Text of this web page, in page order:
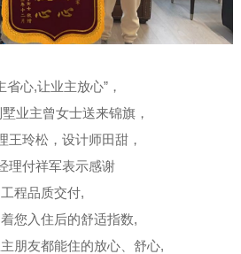
省心,让业主放心”，
业主曾女士送来锦旗，
王玲松，设计师田甜，
理付祥军表示感谢
工程品质交付,
您入住后的舒适指数,
朋友都能住的放心、舒心,